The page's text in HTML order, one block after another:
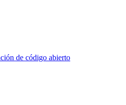
de código abierto